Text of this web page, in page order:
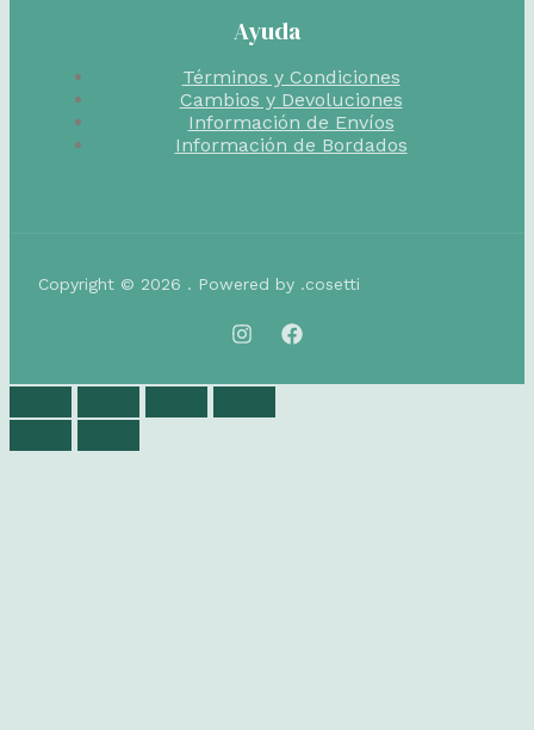
Ayuda
Términos y Condiciones
Cambios y Devoluciones
Información de Envíos
Información de Bordados
Copyright © 2026 . Powered by .cosetti